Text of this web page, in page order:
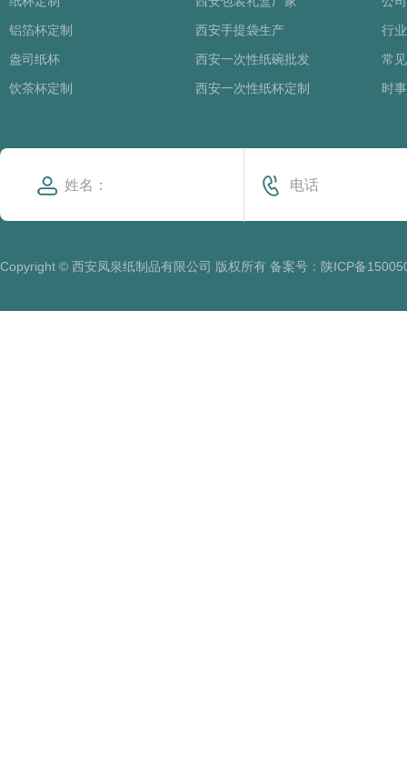
铝箔杯定制
盎司纸杯
饮茶杯定制
西安手提袋生产
西安一次性纸碗批发
西安一次性纸杯定制
行
常
时
Copyright © 西安凤泉纸制品有限公司 版权所有 备案号： 陕ICP备